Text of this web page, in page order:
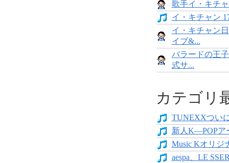
歌手イ・キチ
イ・キチャン
イ・キチャン
イブ&...
バラードの王
式サ...
カテゴリ
TUNEXXつい
新人K―POPア
Music Kオリジ
aespa、LE